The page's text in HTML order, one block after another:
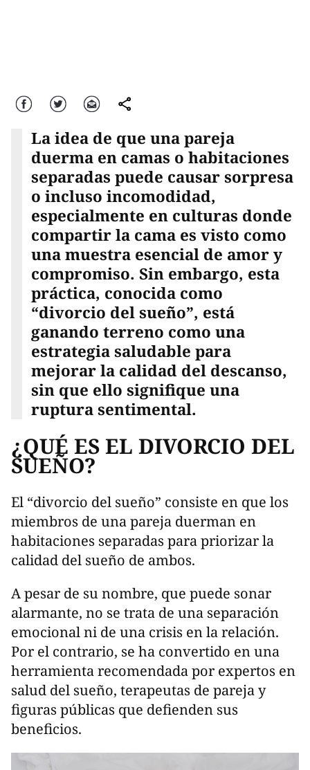
Facebook Twitter Correo comparte
La idea de que una pareja
duerma en camas o habitaciones
separadas puede causar sorpresa
o incluso incomodidad,
especialmente en culturas donde
compartir la cama es visto como
una muestra esencial de amor y
compromiso. Sin embargo, esta
práctica, conocida como
“divorcio del sueño”, está
ganando terreno como una
estrategia saludable para
mejorar la calidad del descanso,
sin que ello signifique una
ruptura sentimental.
¿QUÉ ES EL DIVORCIO DEL
SUEÑO?
El “divorcio del sueño” consiste en que los
miembros de una pareja duerman en
habitaciones separadas para priorizar la
calidad del sueño de ambos.
A pesar de su nombre, que puede sonar
alarmante, no se trata de una separación
emocional ni de una crisis en la relación.
Por el contrario, se ha convertido en una
herramienta recomendada por expertos en
salud del sueño, terapeutas de pareja y
figuras públicas que defienden sus
beneficios.